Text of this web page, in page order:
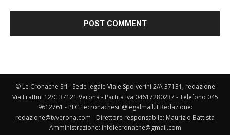
© Le Cronache Srl - Sede legale Viale Spolverini 2/A 37131, redazione
Via Frattini 12/C 37121 Verona - Partita Iva 04617280237 - Telefono 045
9612761 - PEC: lecronachesrl@legalmail.it Redazione:
redazione@tvverona.com - Direttore responsabile: Maurizio Battista
Amministrazione: infolecronache@gmail.com